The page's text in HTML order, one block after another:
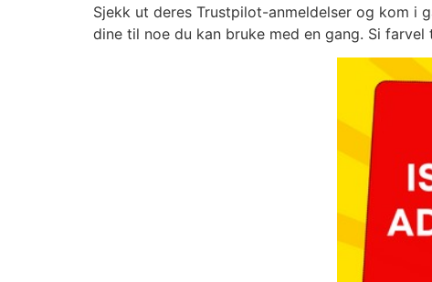
Sjekk ut deres Trustpilot-anmeldelser og kom
dine til noe du kan bruke med en gang. Si